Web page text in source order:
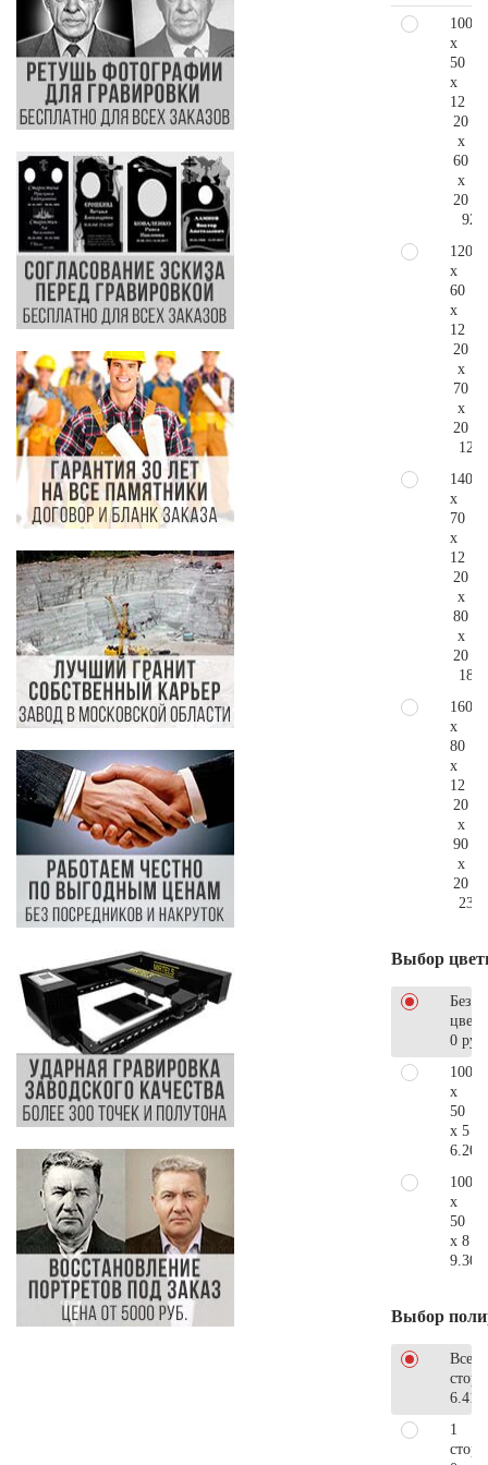
100
x
50
x
12
20
x
60
x
20
120
x
60
x
12
20
x
70
x
20
140
x
70
x
12
20
x
80
x
20
160
x
80
x
12
20
x
90
x
20
Выбор
Без
0 руб.
100
x
50
x 5
100
x
50
x 8
Выбор
Все
1